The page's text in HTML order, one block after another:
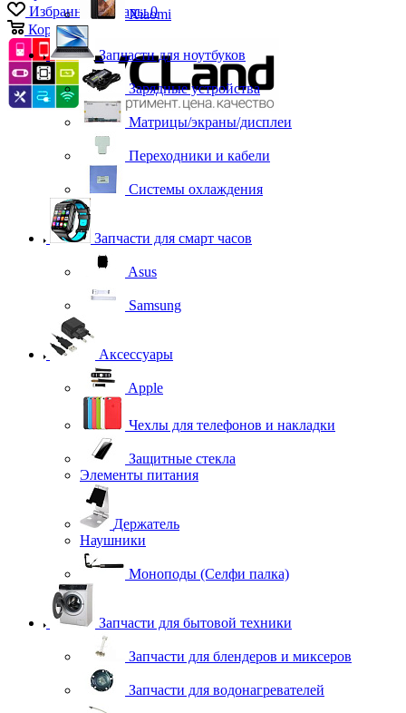
Избранные товары 0
Корзина 0
Xiaomi
Запчасти для ноутбуков
Зарядные устройства
Матрицы/экраны/дисплеи
Переходники и кабели
Системы охлаждения
Запчасти для смарт часов
Asus
Samsung
Аксессуары
Apple
Чехлы для телефонов и накладки
Защитные стекла
Элементы питания
Держатель
Наушники
Моноподы (Селфи палка)
Запчасти для бытовой техники
Запчасти для блендеров и миксеров
Запчасти для водонагревателей